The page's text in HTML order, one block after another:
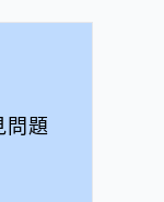
問題